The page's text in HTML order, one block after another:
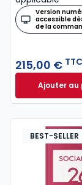
Version
accessible
de la
215,00 € TTC
Ajouter au
BEST-SELLER